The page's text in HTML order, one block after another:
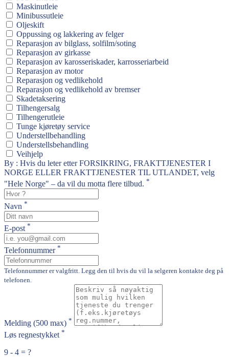
Maskinutleie
Minibussutleie
Oljeskift
Oppussing og lakkering av felger
Reparasjon av bilglass, solfilm/soting
Reparasjon av girkasse
Reparasjon av karosseriskader, karrosseriarbeid
Reparasjon av motor
Reparasjon og vedlikehold
Reparasjon og vedlikehold av bremser
Skadetaksering
Tilhengersalg
Tilhengerutleie
Tunge kjøretøy service
Understellbehandling
Understellsbehandling
Veihjelp
By : Hvis du leter etter FORSIKRING, FRAKTTJENESTER I
NORGE ELLER FRAKTTJENESTER TIL UTLANDET, velg
"Hele Norge" – da vil du motta flere tilbud. *
Navn *
E-post *
Telefonnummer *
Telefonnummer er valgfritt. Legg den til hvis du vil la selgeren kontakte deg på
telefonen.
Melding (500 max) *
Løs regnestykket *
9 - 4 = ?